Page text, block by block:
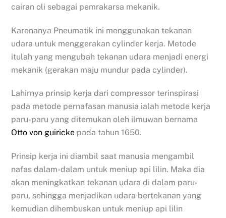
cairan oli sebagai pemrakarsa mekanik.
Karenanya Pneumatik ini menggunakan tekanan
udara untuk menggerakan cylinder kerja. Metode
itulah yang mengubah tekanan udara menjadi energi
mekanik (gerakan maju mundur pada cylinder).
Lahirnya prinsip kerja dari compressor terinspirasi
pada metode pernafasan manusia ialah metode kerja
paru-paru yang ditemukan oleh ilmuwan bernama
Otto von guiricke pada tahun 1650.
Prinsip kerja ini diambil saat manusia mengambil
nafas dalam-dalam untuk meniup api lilin. Maka dia
akan meningkatkan tekanan udara di dalam paru-
paru, sehingga menjadikan udara bertekanan yang
kemudian dihembuskan untuk meniup api lilin